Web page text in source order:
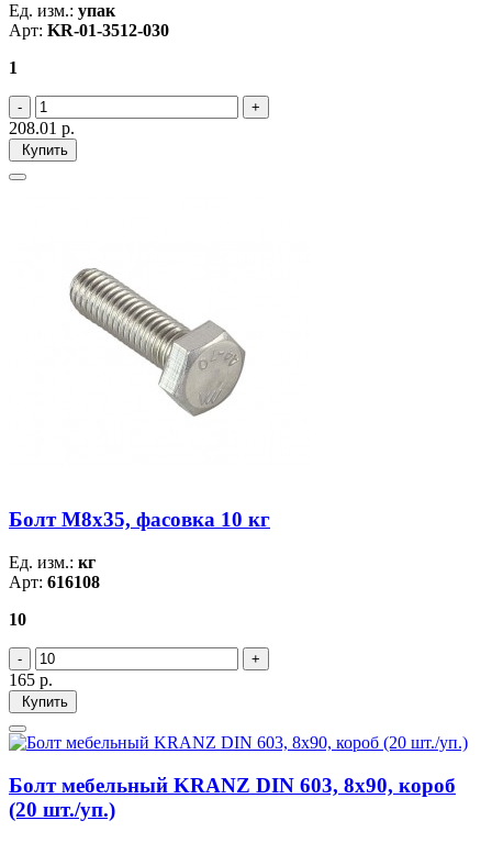
Ед. изм.: упак
Арт: KR-01-3512-030
1
208.01 р.
Купить
Болт М8х35, фасовка 10 кг
Ед. изм.: кг
Арт: 616108
10
165 р.
Купить
Болт мебельный KRANZ DIN 603, 8х90, короб
(20 шт./уп.)